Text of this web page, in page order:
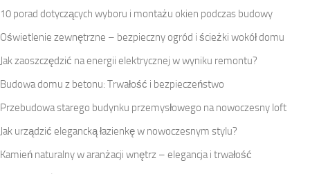
10 porad dotyczących wyboru i montażu okien podczas budowy
Oświetlenie zewnętrzne – bezpieczny ogród i ścieżki wokół domu
Jak zaoszczędzić na energii elektrycznej w wyniku remontu?
Budowa domu z betonu: Trwałość i bezpieczeństwo
Przebudowa starego budynku przemysłowego na nowoczesny loft
Jak urządzić elegancką łazienkę w nowoczesnym stylu?
Kamień naturalny w aranżacji wnętrz – elegancja i trwałość